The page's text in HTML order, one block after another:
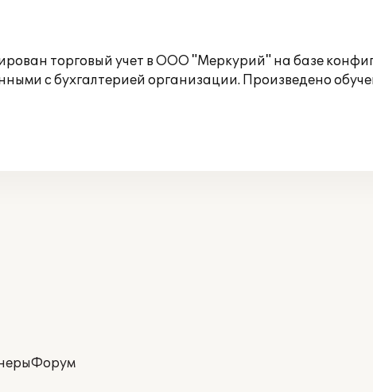
торговый учет в ООО "Меркурий" на базе
с бухгалтерией организации. Произведено
Форум